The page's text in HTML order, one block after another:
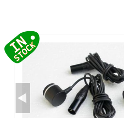
TIENDA
PEDIDO
CONTÁCTENOS